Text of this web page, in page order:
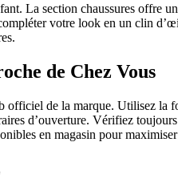
La section chaussures offre
votre look en un clin
de Chez Vous
de la marque. Utilisez la
d’ouverture. Vérifiez
en magasin pour